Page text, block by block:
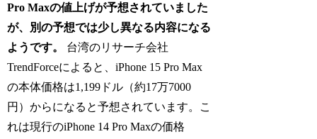
Pro Maxの値上げが予想されていました
が、別の予想では少し異なる内容になる
ようです。
台湾のリサーチ会社
TrendForceによると、iPhone 15 Pro Max
の本体価格は1,199ドル（約17万7000
円）からになると予想されています。こ
れは現行のiPhone 14 Pro Maxの価格